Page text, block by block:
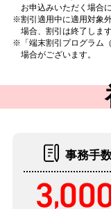
お申込みいただく場合
割引適用中に適用対象
場合、割引は終了します
「端末割引プログラム
場合がございます。
事務手